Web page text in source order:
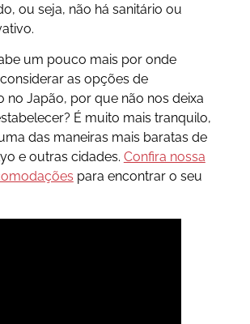
ou seja, não há sanitário ou
um pouco mais por onde
as opções de
no Japão, por que não nos deixa
É muito mais tranquilo,
das maneiras mais baratas de
e outras cidades. Confira nossa
para encontrar o seu